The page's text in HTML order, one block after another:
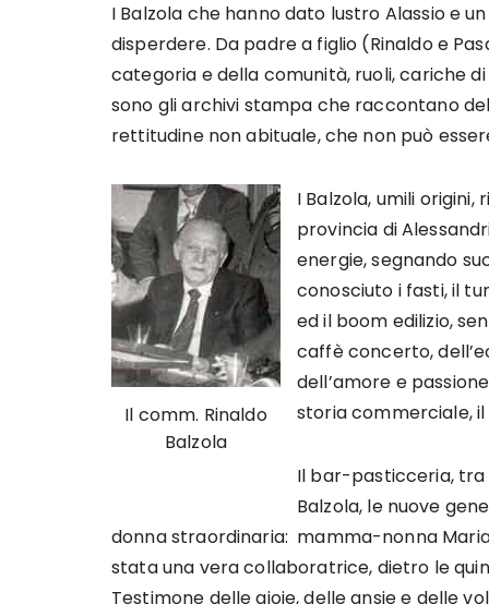
I Balzola che hanno dato lustro Alassio e
disperdere. Da padre a figlio (Rinaldo e
categoria e della comunità, ruoli, cariche
sono gli archivi stampa che raccontano
rettitudine non abituale, che non può
Il comm. Rinaldo
Balzola
I Balzola, umili
provincia di
energie, segnando
conosciuto i fasti, il
ed il boom edilizio,
caffè concerto,
dell’amore e
storia commerciale,
Il bar-pasticceria, tra
Balzola, le nuove
donna straordinaria: mamma-nonna Maria
stata una vera collaboratrice, dietro le
Testimone delle gioie, delle ansie e delle